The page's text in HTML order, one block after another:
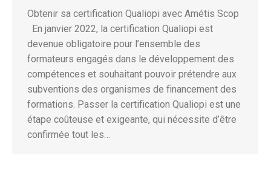
Obtenir sa certification Qualiopi avec Amétis Scop
En janvier 2022, la certification Qualiopi est
devenue obligatoire pour l’ensemble des
formateurs engagés dans le développement des
compétences et souhaitant pouvoir prétendre aux
subventions des organismes de financement des
formations. Passer la certification Qualiopi est une
étape coûteuse et exigeante, qui nécessite d’être
confirmée tout les…